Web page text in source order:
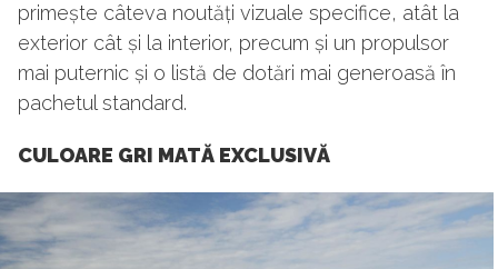
primește câteva noutăți vizuale specifice, atât la
exterior cât și la interior, precum și un propulsor
mai puternic și o listă de dotări mai generoasă în
pachetul standard.
CULOARE GRI MATĂ EXCLUSIVĂ